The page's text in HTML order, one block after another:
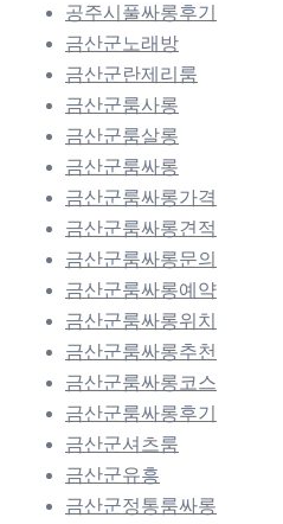
공주시풀싸롱후기
금산군노래방
금산군란제리룸
금산군룸사롱
금산군룸살롱
금산군룸싸롱
금산군룸싸롱가격
금산군룸싸롱견적
금산군룸싸롱문의
금산군룸싸롱예약
금산군룸싸롱위치
금산군룸싸롱추천
금산군룸싸롱코스
금산군룸싸롱후기
금산군셔츠룸
금산군유흥
금산군정통룸싸롱